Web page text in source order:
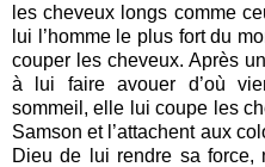
les cheveux longs comme
lui l’homme le plus fort du
couper les cheveux. Après
à lui faire avouer d’où
sommeil, elle lui coupe les
Samson et l’attachent aux
Dieu de lui rendre sa force,